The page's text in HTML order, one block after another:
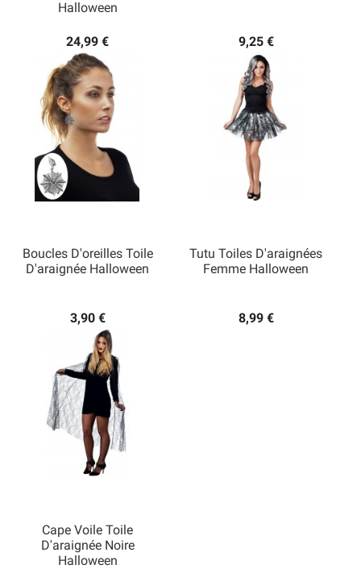
Halloween
24,99 € 9,25 €
Boucles D'oreilles Toile
D'araignée Halloween
3,90 €
Tutu Toiles D'araignées
Femme Halloween
8,99 €
Cape Voile Toile
D'araignée Noire
Halloween